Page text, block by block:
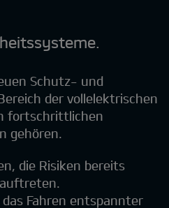
Schutz- und
der vollelektrischen
fortschrittlichen
gehören.
die Risiken bereits
Fahren entspannter